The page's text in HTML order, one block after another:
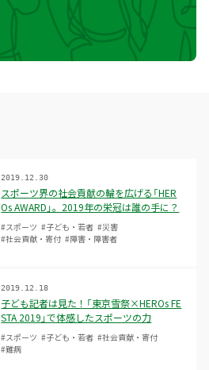
スポーツ界の社会貢献の輪を広げる「HER
Os AWARD」。2019年の栄冠は誰の手に？
2019.12.30
#スポーツ #子ども・若者 #災害
#社会貢献・寄付 #障害・障害者
子ども記者は見た！「東京雪祭×HEROs FE
STA 2019」で体感したスポーツの力
2019.12.18
#スポーツ #子ども・若者 #社会貢献・寄付
#難病